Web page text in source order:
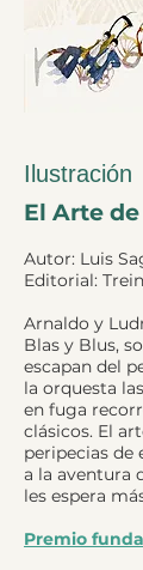
Ilustración
El Arte
Autor: Luis
Editorial:
Arnaldo y
Blas y Blus,
escapan del
la orquesta
en fuga
clásicos. El
peripecias de
a la aventura
les espera
Premio